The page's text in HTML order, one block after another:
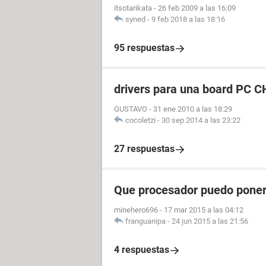
[Problemas]
cambio un componente interno del
he quitado todos los componentes
he desactivado los OC de RAM y CPU
he desactivado el Xboost
(en su momento probe lo de entrar
itsotarikata - 26 feb 2009 a las 16:09
syned - 9 feb 2018 a las 18:16
95 respuestas
drivers para una board PC
GUSTAVO - 31 ene 2010 a las 18:29
cocoletzi - 30 sep 2014 a las 23:22
27 respuestas
Que procesador puedo
minehero696 - 17 mar 2015 a las 04:12
franguanipa - 24 jun 2015 a las 21:56
4 respuestas